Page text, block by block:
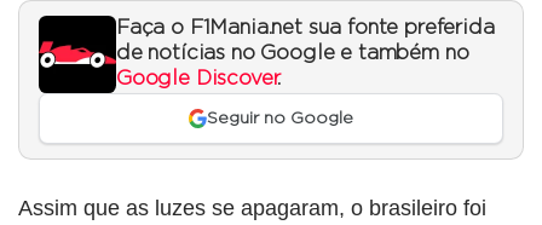
Faça o F1Mania.net sua fonte preferida
de notícias no Google e também no
Google Discover.
Seguir no Google
Assim que as luzes se apagaram, o brasileiro foi